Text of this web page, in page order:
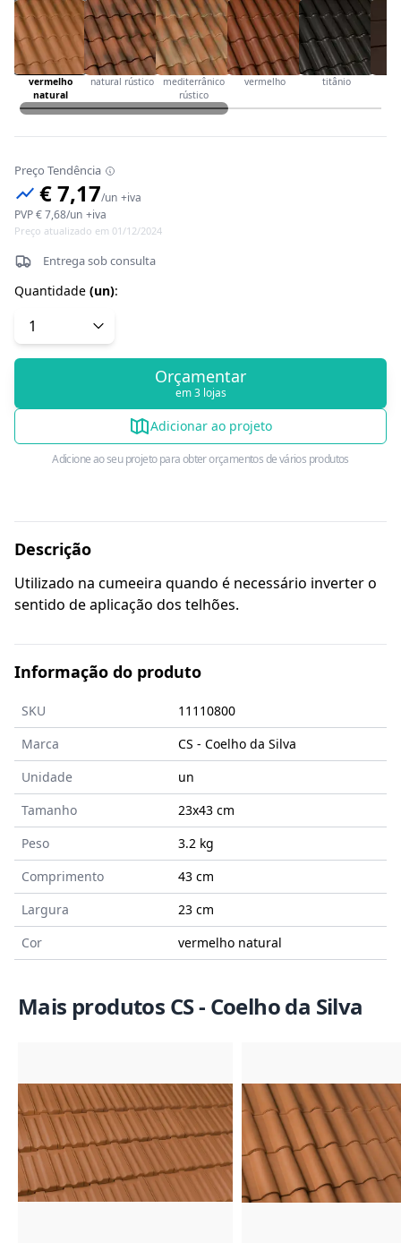
vermelho
natural
natural rústico
mediterrânico
rústico
vermelho titânio
Preço Tendência
€ 7,17/un +iva
PVP€ 7,68/un +iva
Preço atualizado em 01/12/2024
Entrega sob consulta
Quantidade (un):
Orçamentar
em 3 lojas
Adicionar ao projeto
Adicione ao seu projeto para obter orçamentos de vários produtos
Descrição
Utilizado na cumeeira quando é necessário inverter o
sentido de aplicação dos telhões.
Informação do produto
SKU
11110800
Marca
CS - Coelho da Silva
Unidade
un
Tamanho
23x43 cm
Peso
3.2 kg
Comprimento
43 cm
Largura
23 cm
Cor
vermelho natural
Mais produtos CS - Coelho da Silva
Imagem do Produto